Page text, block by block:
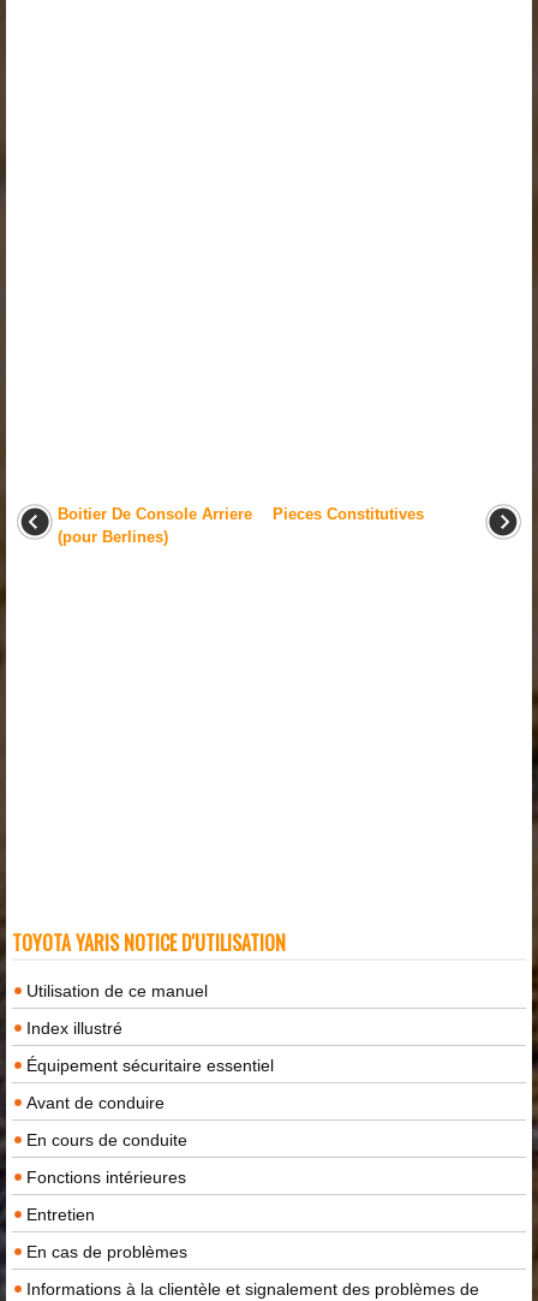
Boitier De Console Arriere
(pour Berlines)
Pieces Constitutives
TOYOTA YARIS NOTICE D'UTILISATION
Utilisation de ce manuel
Index illustré
Équipement sécuritaire essentiel
Avant de conduire
En cours de conduite
Fonctions intérieures
Entretien
En cas de problèmes
Informations à la clientèle et signalement des problèmes de